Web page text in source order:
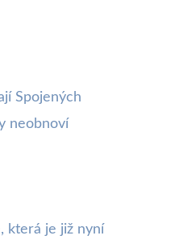
Spojených
neobnoví
která je již nyní